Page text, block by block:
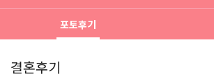
포토후기
결혼후기